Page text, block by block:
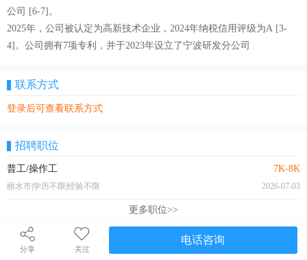
分享 关注
电话咨询
公司 [6-7]。
2025年，公司被认定为高新技术企业，2024年纳税信用评级为A [3-
4]。公司拥有7项专利，并于2023年设立了宁波研发分公司
联系方式
登录后可查看联系方式
招聘职位
普工/操作工 7K-8K
丽水市|学历不限|经验不限 2026-07-03
更多职位>>